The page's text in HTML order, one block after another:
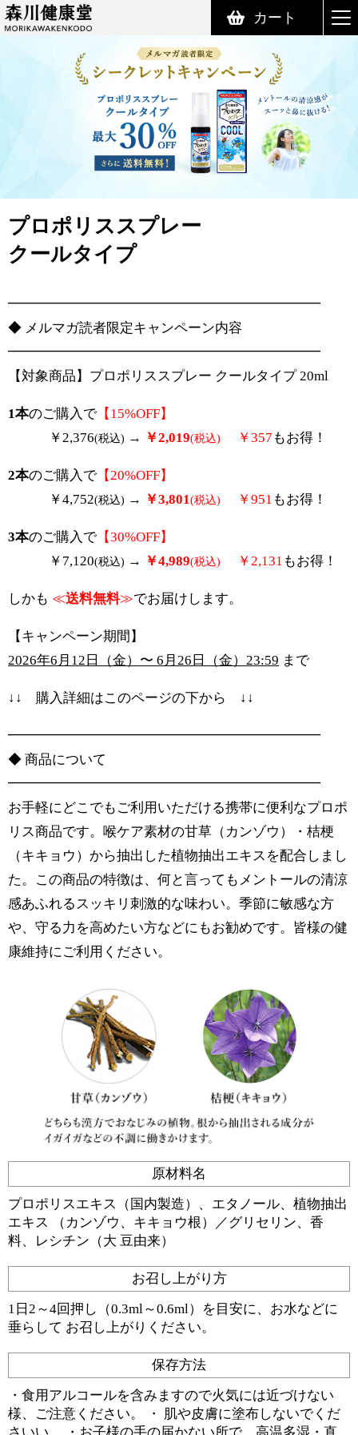
森川健康堂 MORIKAWAKENKODO
カート
プロポリススプレー
クールタイプ
━━━━━━━━━━━━━━━━━━━━━━━
◆ メルマガ読者限定キャンペーン内容
━━━━━━━━━━━━━━━━━━━━━━━
【対象商品】プロポリススプレー クールタイプ 20ml
1本のご購入で【15%OFF】
￥2,376(税込) → ￥2,019(税込) ￥357 もお得！
2本のご購入で【20%OFF】
￥4,752(税込) → ￥3,801(税込) ￥951 もお得！
3本のご購入で【30%OFF】
￥7,120(税込) → ￥4,989(税込) ￥2,131 もお得！
しかも ≪送料無料≫でお届けします。
【キャンペーン期間】
2026年6月12日（金）〜 6月26日（金）23:59 まで
↓↓ 購入詳細はこのページの下から ↓↓
━━━━━━━━━━━━━━━━━━━━━━━
◆ 商品について
━━━━━━━━━━━━━━━━━━━━━━━
お手軽にどこでもご利用いただける携帯に便利なプロポ
リス商品です。喉ケア素材の甘草（カンゾウ）・桔梗
（キキョウ）から抽出した植物抽出エキスを配合しまし
た。この商品の特徴は、何と言ってもメントールの清涼
感あふれるスッキリ刺激的な味わい。季節に敏感な方
や、守る力を高めたい方などにもお勧めです。皆様の健
康維持にご利用ください。
原材料名
プロポリスエキス（国内製造）、エタノール、植物抽出
エキス （カンゾウ、キキョウ根）／グリセリン、香
料、レシチン（大 豆由来）
お召し上がり方
1日2～4回押し（0.3ml～0.6ml）を目安に、お水などに
垂らして お召し上がりください。
保存方法
・食用アルコールを含みますので火気には近づけない
様、ご注意ください。 ・ 肌や皮膚に塗布しないでくだ
さいい。 ・お子様の手の届かない所で、高温多湿・直